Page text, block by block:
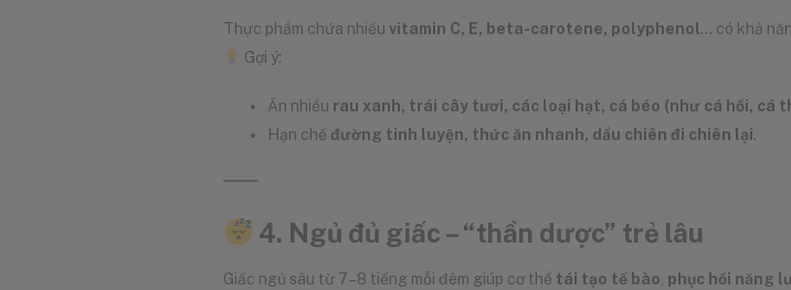
Thực phẩm chứa nhiều vitamin C, E, beta-carotene, polyphenol… có khả
Gợi ý:
Ăn nhiều rau xanh, trái cây tươi, các loại hạt, cá béo (như cá hồi, cá
Hạn chế đường tinh luyện, thức ăn nhanh, dầu chiên đi chiên lại.
4. Ngủ đủ giấc – “thần dược” trẻ lâu
Giấc ngủ sâu từ 7–8 tiếng mỗi đêm giúp cơ thể tái tạo tế bào phục hồi năng